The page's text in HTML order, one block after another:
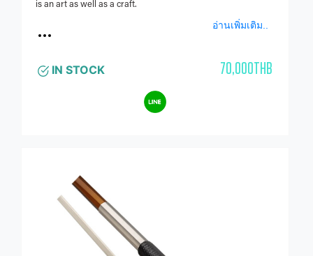
is an art as well as a craft.
อ่านเพิ่มเติม..
IN STOCK 70,000THB